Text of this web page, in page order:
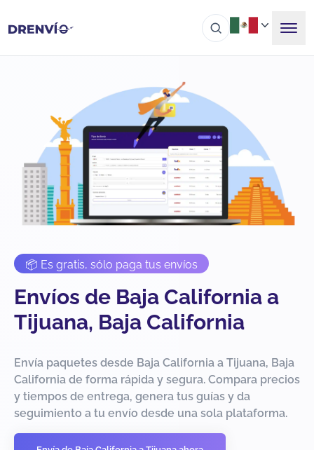
📦 Es gratis, sólo paga tus envíos
Envíos de Baja California a
Tijuana, Baja California
Envía paquetes desde Baja California a Tijuana, Baja
California de forma rápida y segura. Compara precios
y tiempos de entrega, genera tus guías y da
seguimiento a tu envío desde una sola plataforma.